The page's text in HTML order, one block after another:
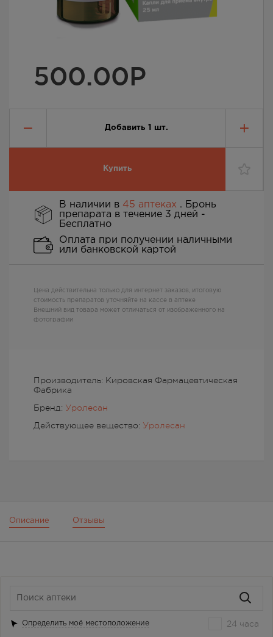
500.00Р
Добавить 1 шт.
Купить
Производитель: Кировская Фармацевтическая
Фабрика
Бренд: Уролесан
Действующее вещество: Уролесан
В наличии в 45 аптеках . Бронь
препарата в течение 3 дней -
Бесплатно
Оплата при получении наличными
или банковской картой
Цена действительна только для интернет заказов, итоговую
стоимость препаратов уточняйте на кассе в аптеке
Внешний вид товара может отличаться от изображенного на
фотографии
Описание Отзывы
Определить моё местоположение 24 часа